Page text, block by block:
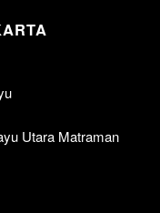
Utara Matraman